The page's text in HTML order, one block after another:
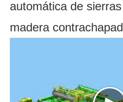
AUTOMÁTICA
automática de
madera